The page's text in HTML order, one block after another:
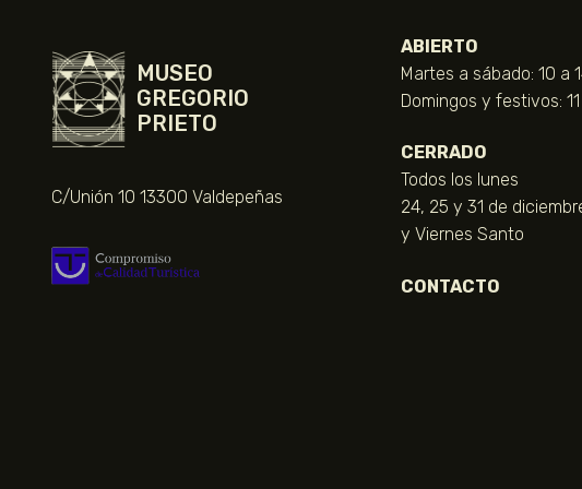
MUSEO
GREGORIO
PRIETO
C/Unión 10 13300 Valdepeñas
ABIERTO
Martes a sábado: 10 a
Domingos y festivos: 11
CERRADO
Todos los lunes
24, 25 y 31 de
y Viernes Santo
CONTACTO